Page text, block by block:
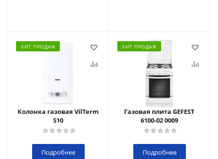
ХИТ ПРОДАЖ
Колонка газовая VilTerm
S10
Подробнее
ХИТ ПРОДАЖ
Газовая плита GEFEST
6100-02 0009
Подробнее